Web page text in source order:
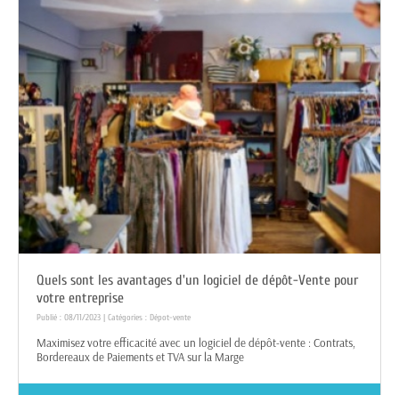
Quels sont les avantages d'un logiciel de dépôt-Vente pour
votre entreprise
Publié : 08/11/2023 | Catégories : Dépot-vente
Maximisez votre efficacité avec un logiciel de dépôt-vente : Contrats,
Bordereaux de Paiements et TVA sur la Marge